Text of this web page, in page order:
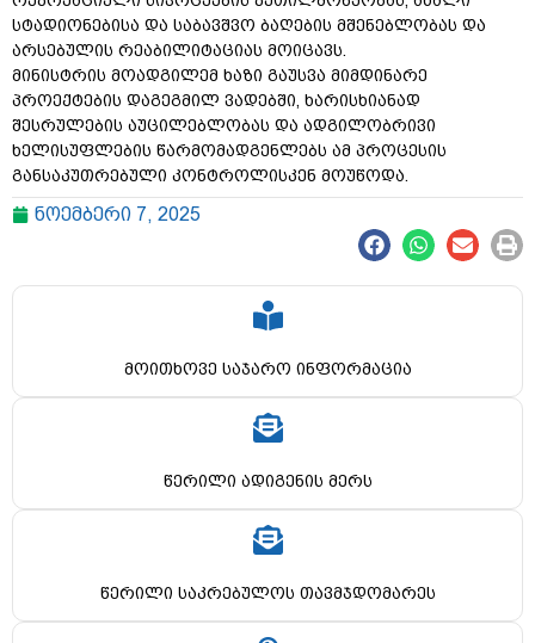
სტადიონებისა და საბავშვო ბაღების მშენებლობას და
არსებულის რეაბილიტაციას მოიცავს.
მინისტრის მოადგილემ ხაზი გაუსვა მიმდინარე
პროექტების დაგეგმილ ვადებში, ხარისხიანად
შესრულების აუცილებლობას და ადგილობრივი
ხელისუფლების წარმომადგენლებს ამ პროცესის
განსაკუთრებული კონტროლისკენ მოუწოდა.
ნოემბერი 7, 2025
მოითხოვე საჯარო ინფორმაცია
წერილი ადიგენის მერს
წერილი საკრებულოს თავმჯდომარეს